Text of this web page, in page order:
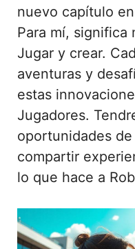
nuevo capítulo
Para mí, significa
Jugar y crear.
aventuras y
estas
Jugadores.
oportunidades
compartir
lo que hace a